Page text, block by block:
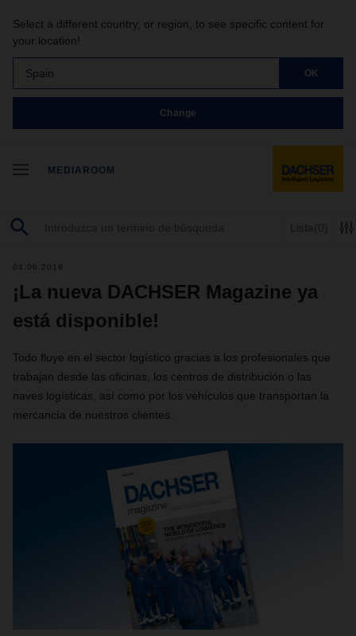
Select a different country, or region, to see specific content for
your location!
Spain OK
Change
MEDIAROOM
Lista (0)
04.06.2019
¡La nueva DACHSER Magazine ya
está disponible!
Todo fluye en el sector logístico gracias a los profesionales que
trabajan desde las oficinas, los centros de distribución o las
naves logísticas, así como por los vehículos que transportan la
mercancía de nuestros clientes.